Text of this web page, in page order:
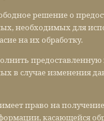
решение о
необходимых для
на их обработку.
в случае изменения
право на
касающейся